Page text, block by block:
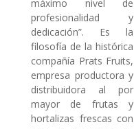
máximo nivel de
profesionalidad y
dedicación”. Es la
filosofía de la histórica
compañía Prats Fruits,
empresa productora y
distribuidora al por
mayor de frutas y
hortalizas frescas con